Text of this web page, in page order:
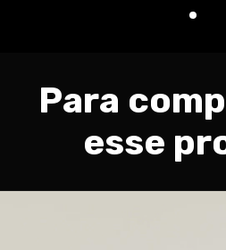
Para
esse